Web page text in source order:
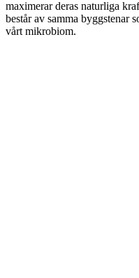
maximerar deras naturliga
består av samma byggstenar
vårt mikrobiom.